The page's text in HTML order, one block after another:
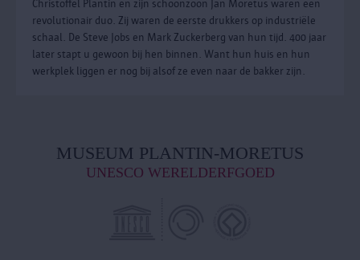
Christoffel Plantin en zijn schoonzoon Jan Moretus waren een
revolutionair duo. Zij waren de eerste drukkers op industriële
schaal. De Steve Jobs en Mark Zuckerberg van hun tijd. 400 jaar
later stapt u gewoon bij hen binnen. Want hun huis en hun
werkplek liggen er nog bij alsof ze even naar de bakker zijn.
MUSEUM PLANTIN-MORETUS
UNESCO WERELDERFGOED